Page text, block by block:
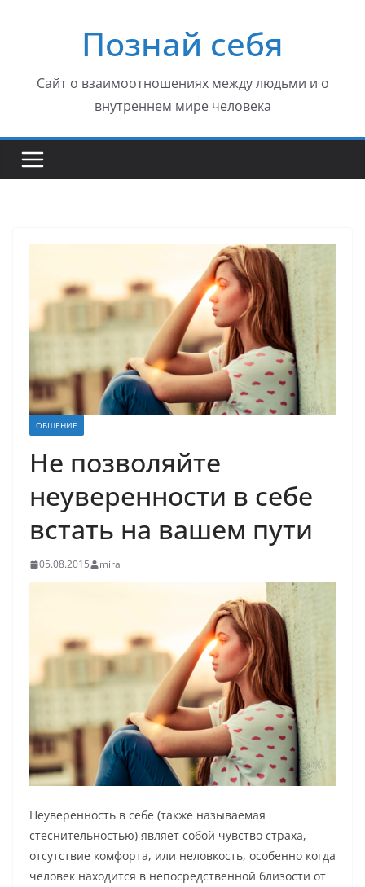
содержимомуПознай себя
Сайт о взаимоотношениях между людьми и о
внутреннем мире человека
ОБЩЕНИЕ
Не позволяйте
неуверенности в себе
встать на вашем пути
05.08.2015 mira
Неуверенность в себе (также называемая
стеснительностью) являет собой чувство страха,
отсутствие комфорта, или неловкость, особенно когда
человек находится в непосредственной близости от